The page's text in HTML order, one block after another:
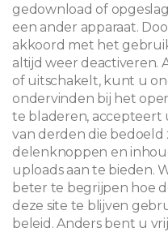
Juridische kennisgeving
Newsletter
Zoeken
gedownload of
een ander apparaat.
akkoord met het
altijd weer deactiveren.
of uitschakelt, kunt u
ondervinden bij het
te bladeren, accepteert
van derden die bedoeld
delenknoppen en
uploads aan te bieden.
beter te begrijpen hoe
deze site te blijven
beleid. Anders bent u